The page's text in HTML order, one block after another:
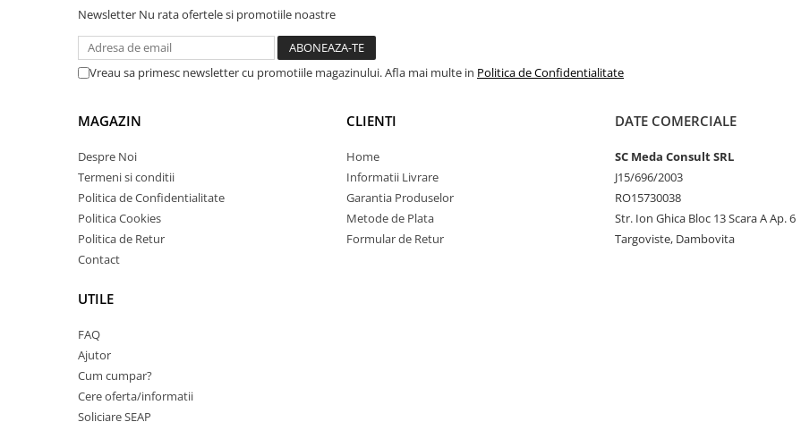
Workstation
Monitoare LED
Accesorii monitoare
Componente
Placi de baza
SSD-uri interne
Hard disk-uri interne
Newsletter Nu rata ofertele si promotiile noastre
Vreau sa primesc newsletter cu promotiile magazinului. Afla mai multe in Politica de Confidentialitate
MAGAZIN
Despre Noi
Termeni si conditii
Politica de Confidentialitate
Politica Cookies
Politica de Retur
Contact
UTILE
FAQ
Ajutor
Cum cumpar?
Cere oferta/informatii
Soliciare SEAP
CLIENTI
Home
Informatii Livrare
Garantia Produselor
Metode de Plata
Formular de Retur
DATE COMERCIALE
SC Meda Consult SRL
J15/696/2003
RO15730038
Str. Ion Ghica Bloc 13 Scara A Ap. 6
Targoviste, Dambovita